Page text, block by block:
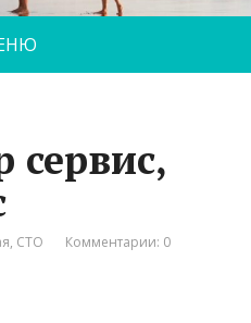
сервис,
, СТО Комментарии: 0